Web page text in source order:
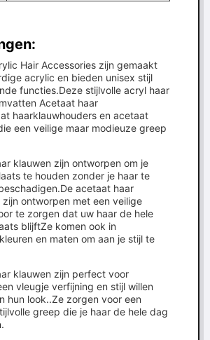
Hair Accessories zijn gemaakt
acrylic en bieden unisex stijl
functies.Deze stijlvolle acryl haar
Acetaat haar
haarklauwhouders en acetaat
een veilige maar modieuze greep
klauwen zijn ontworpen om je
te houden zonder je haar te
acetaat haar
zijn ontworpen met een veilige
te zorgen dat uw haar de hele
blijftZe komen ook in
en maten om aan je stijl te
klauwen zijn perfect voor
vleugje verfijning en stijl willen
hun look..Ze zorgen voor een
greep die je haar de hele dag